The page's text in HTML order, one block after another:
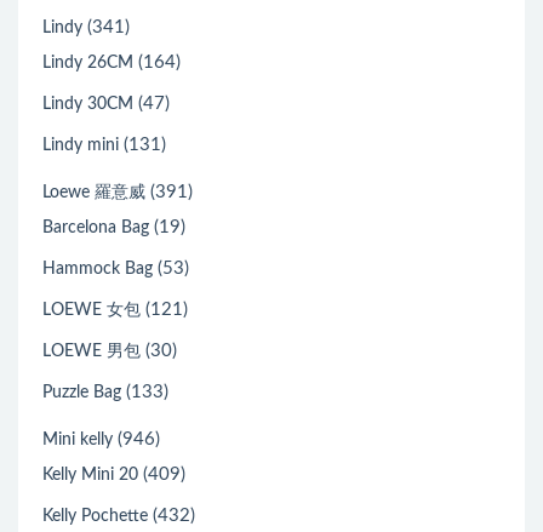
Lindy (341)
Lindy 26CM (164)
Lindy 30CM (47)
Lindy mini (131)
Loewe 羅意威 (391)
Barcelona Bag (19)
Hammock Bag (53)
LOEWE 女包 (121)
LOEWE 男包 (30)
Puzzle Bag (133)
Mini kelly (946)
Kelly Mini 20 (409)
Kelly Pochette (432)